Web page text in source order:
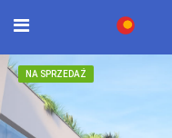
NA SPRZEDAŻ